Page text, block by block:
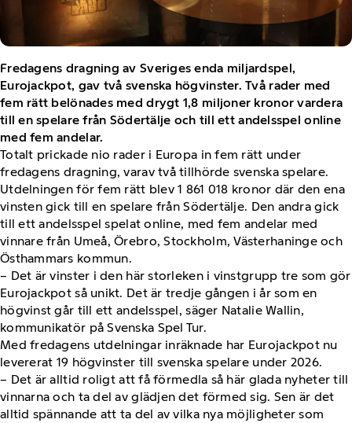
Fredagens dragning av Sveriges enda miljardspel,
Eurojackpot, gav två svenska högvinster. Två rader med
fem rätt belönades med drygt 1,8 miljoner kronor vardera
till en spelare från Södertälje och till ett andelsspel online
med fem andelar.
Totalt prickade nio rader i Europa in fem rätt under
fredagens dragning, varav två tillhörde svenska spelare.
Utdelningen för fem rätt blev 1 861 018 kronor där den ena
vinsten gick till en spelare från Södertälje. Den andra gick
till ett andelsspel spelat online, med fem andelar med
vinnare från Umeå, Örebro, Stockholm, Västerhaninge och
Östhammars kommun.
– Det är vinster i den här storleken i vinstgrupp tre som gör
Eurojackpot så unikt. Det är tredje gången i år som en
högvinst går till ett andelsspel, säger Natalie Wallin,
kommunikatör på Svenska Spel Tur.
Med fredagens utdelningar inräknade har Eurojackpot nu
levererat 19 högvinster till svenska spelare under 2026.
– Det är alltid roligt att få förmedla så här glada nyheter till
vinnarna och ta del av glädjen det förmed sig. Sen är det
alltid spännande att ta del av vilka nya möjligheter som